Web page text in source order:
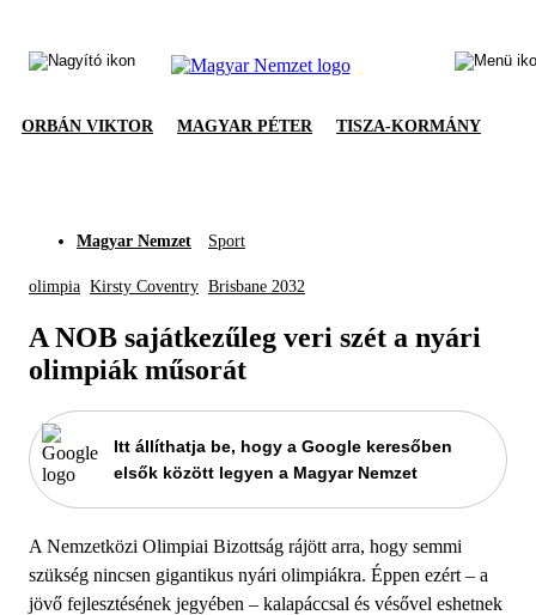
ORBÁN VIKTOR MAGYAR PÉTER TISZA-KORMÁNY
Magyar Nemzet Sport
olimpia Kirsty Coventry Brisbane 2032
A NOB sajátkezűleg veri szét a nyári
olimpiák műsorát
Itt állíthatja be, hogy a Google keresőben
elsők között legyen a Magyar Nemzet
A Nemzetközi Olimpiai Bizottság rájött arra, hogy semmi
szükség nincsen gigantikus nyári olimpiákra. Éppen ezért – a
jövő fejlesztésének jegyében – kalapáccsal és vésővel eshetnek